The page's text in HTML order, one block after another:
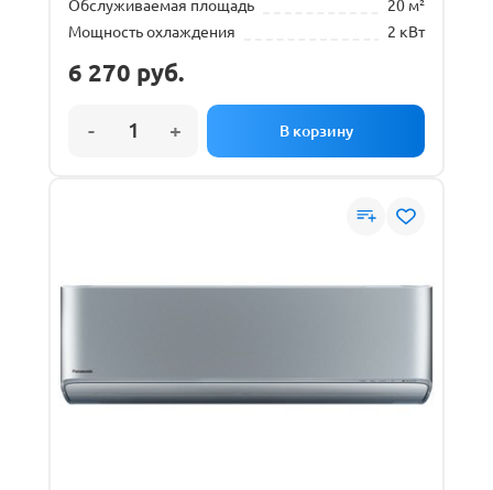
Обслуживаемая площадь
20 м²
Мощность охлаждения
2 кВт
6 270 руб.